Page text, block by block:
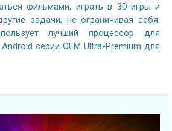
фильмами, играть в 3D-игры и
задачи, не ограничивая себя.
лучший процессор для
серии OEM Ultra-Premium для